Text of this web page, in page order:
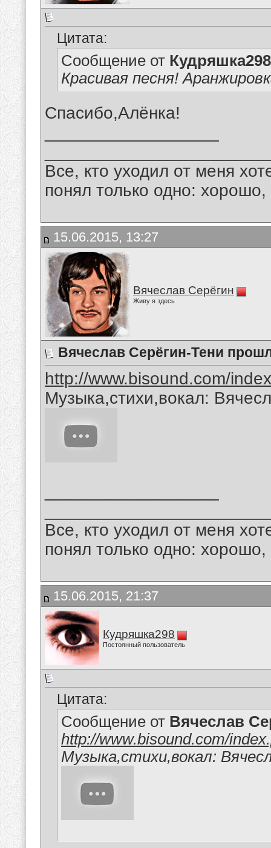
Цитата:
Сообщение от Кудряшка298
Красивая песня!
Спасибо,Алёнка!
Все, кто уходил от меня
понял только одно:
15.06.2015, 13:27
Вячеслав Серёгин
Живу я здесь
Вячеслав Серёгин-Тени
http://www.bisound.com/
Музыка,стихи,вокал:
Все, кто уходил от меня
понял только одно:
15.06.2015, 21:37
Кудряшка298
Постоянный пользователь
Цитата:
Сообщение от Вячеслав
http://www.bisound.com/
Музыка,стихи,вокал: